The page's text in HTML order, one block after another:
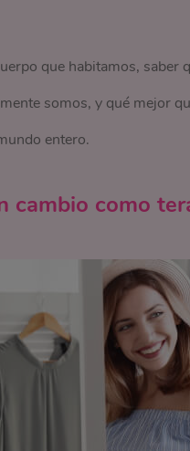
que habitamos, saber
somos, y qué mejor
entero.
cambio como